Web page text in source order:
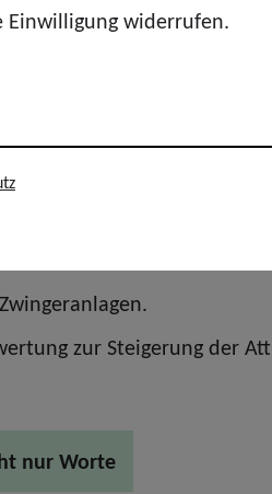
Einsatzstärken.
für Ankauf und
Ausbildungssystem.
der BPOLAK.
zur Steigerung der
nur Worte
Einwilligung widerrufen.